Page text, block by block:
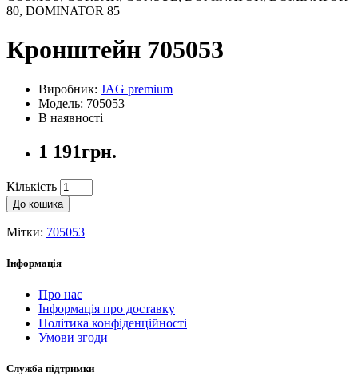
80, DOMINATOR 85
Кронштейн 705053
Виробник: JAG premium
Модель: 705053
В наявності
1 191грн.
Кількість
До кошика
Мітки: 705053
Інформація
Про нас
Інформація про доставку
Політика конфіденційності
Умови згоди
Служба підтримки